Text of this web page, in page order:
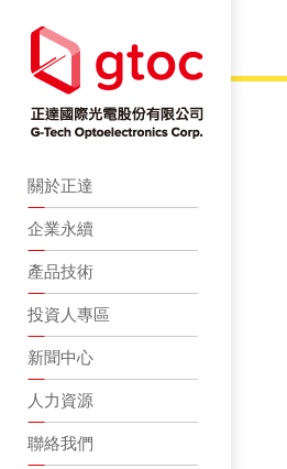
關於正達
企業永續
產品技術
投資人專區
新聞中心
人力資源
聯絡我們